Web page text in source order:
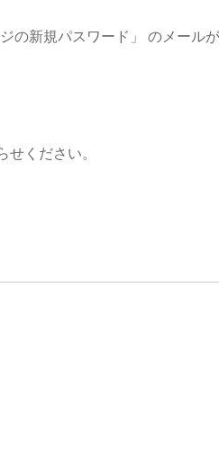
新規パスワード」 のメール
ください。